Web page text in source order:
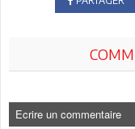
Ecrire un commentaire